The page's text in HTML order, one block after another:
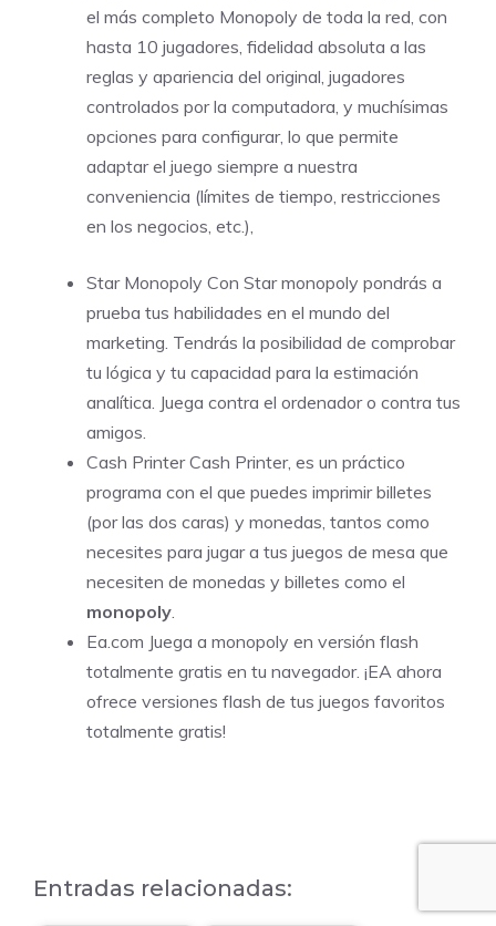
el más completo Monopoly de toda la red, con
hasta 10 jugadores, fidelidad absoluta a las
reglas y apariencia del original, jugadores
controlados por la computadora, y muchísimas
opciones para configurar, lo que permite
adaptar el juego siempre a nuestra
conveniencia (límites de tiempo, restricciones
en los negocios, etc.),
Star Monopoly Con Star monopoly pondrás a
prueba tus habilidades en el mundo del
marketing. Tendrás la posibilidad de comprobar
tu lógica y tu capacidad para la estimación
analítica. Juega contra el ordenador o contra tus
amigos.
Cash PrinterCash Printer, es un práctico
programa con el que puedes imprimir billetes
(por las dos caras) y monedas, tantos como
necesites para jugar a tus juegos de mesa que
necesiten de monedas y billetes como el
monopoly.
Ea.com Juega a monopoly en versión flash
totalmente gratis en tu navegador. ¡EA ahora
ofrece versiones flash de tus juegos favoritos
totalmente gratis!
Entradas relacionadas: